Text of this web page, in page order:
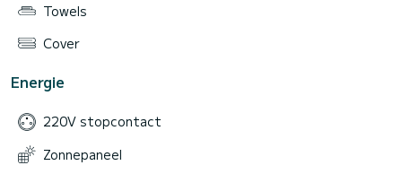
Towels
Cover
Energie
220V stopcontact
Zonnepaneel